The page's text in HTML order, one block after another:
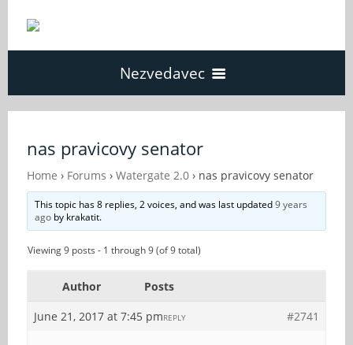
Nezvedavec
Fórum
nas pravicovy senator
Home › Forums › Watergate 2.0 › nas pravicovy senator
This topic has 8 replies, 2 voices, and was last updated9 years
ago by krakatit.
Viewing 9 posts - 1 through 9 (of 9 total)
Author
Posts
June 21, 2017 at 7:45 pm
#2741
REPLY